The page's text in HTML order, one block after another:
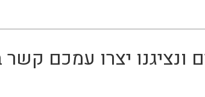
ונציגנו יצרו עמכם